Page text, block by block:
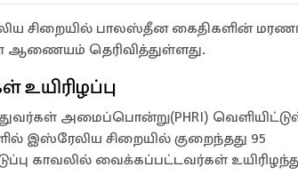
சிறையில் பாலஸ்தீன கைதிகளின்
ஆணையம் தெரிவித்துள்ளது.
அமைப்பொன்று(PHRI)
இஸ்ரேலிய சிறையில் குறைந்தது 95
காவலில் வைக்கப்பட்டவர்கள்